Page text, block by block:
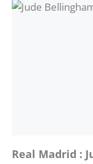
Real Madrid :